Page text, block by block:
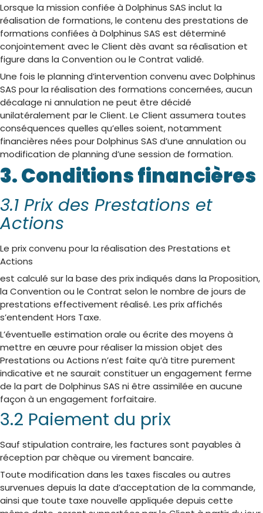
Lorsque la mission confiée à Dolphinus SAS inclut la
réalisation de formations, le contenu des prestations de
formations confiées à Dolphinus SAS est déterminé
conjointement avec le Client dès avant sa réalisation et
figure dans la Convention ou le Contrat validé.
Une fois le planning d’intervention convenu avec Dolphinus
SAS pour la réalisation des formations concernées, aucun
décalage ni annulation ne peut être décidé
unilatéralement par le Client. Le Client assumera toutes
conséquences quelles qu’elles soient, notamment
financières nées pour Dolphinus SAS d’une annulation ou
modification de planning d’une session de formation.
3. Conditions financières
3.1 Prix des Prestations et
Actions
Le prix convenu pour la réalisation des Prestations et
Actions
est calculé sur la base des prix indiqués dans la Proposition,
la Convention ou le Contrat selon le nombre de jours de
prestations effectivement réalisé. Les prix affichés
s’entendent Hors Taxe.
L’éventuelle estimation orale ou écrite des moyens à
mettre en œuvre pour réaliser la mission objet des
Prestations ou Actions n’est faite qu’à titre purement
indicative et ne saurait constituer un engagement ferme
de la part de Dolphinus SAS ni être assimilée en aucune
façon à un engagement forfaitaire.
3.2 Paiement du prix
Sauf stipulation contraire, les factures sont payables à
réception par chèque ou virement bancaire.
Toute modification dans les taxes fiscales ou autres
survenues depuis la date d’acceptation de la commande,
ainsi que toute taxe nouvelle appliquée depuis cette